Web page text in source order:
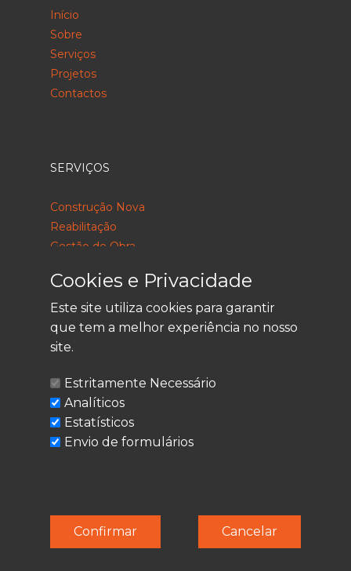
Início
Sobre
Serviços
Projetos
Contactos
SERVIÇOS
Construção Nova
Reabilitação
Gestão de Obra
LEGAL
Política de Privacidade
Termos de Utilização
Cookies
© Techolder. Todos os direitos reservados.
SmashLine
Cookies e Privacidade
Este site utiliza cookies para garantir
que tem a melhor experiência no nosso
site.
Estritamente Necessário
Analíticos
Estatísticos
Envio de formulários
Cancelar
Confirmar